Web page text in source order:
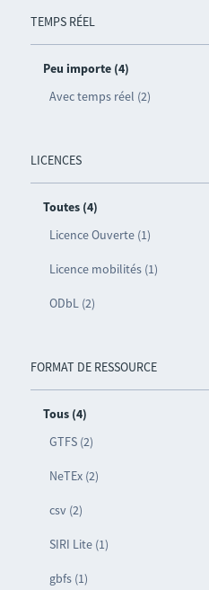
TEMPS RÉEL
Peu importe (4)
Avec temps réel (2)
LICENCES
Toutes (4)
Licence Ouverte (1)
Licence mobilités (1)
ODbL (2)
FORMAT DE RESSOURCE
Tous (4)
GTFS (2)
NeTEx (2)
csv (2)
SIRI Lite (1)
gbfs (1)